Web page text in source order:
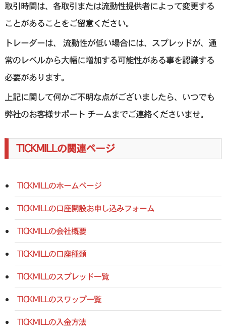
取引時間は、各取引または流動性提供者によって変更する
ことがあることをご留意ください。
トレーダーは、 流動性が低い場合には、スプレッドが、通
常のレベルから大幅に増加する可能性がある事を認識する
必要があります。
上記に関して何かご不明な点がございましたら、いつでも
弊社のお客様サポート チームまでご連絡くださいませ。
TICKMILLの関連ページ
TICKMILLのホームページ
TICKMILLの口座開設お申し込みフォーム
TICKMILLの会社概要
TICKMILLの口座種類
TICKMILLのスプレッド一覧
TICKMILLのスワップ一覧
TICKMILLの入金方法